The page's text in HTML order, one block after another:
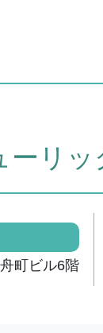
ーリ
町ビル6階